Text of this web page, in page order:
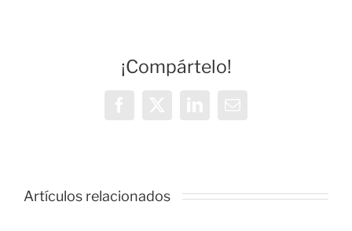
¡Compártelo!
Artículos relacionados